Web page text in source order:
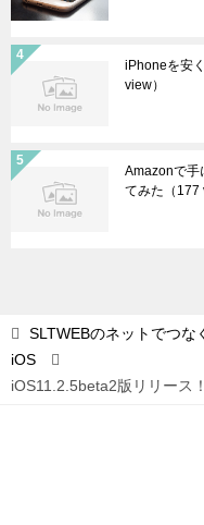
iPhoneを安
view）
Amazonで手
てみた （177
SLTWEBのネットでつな
iOS
iOS11.2.5beta2版リリース